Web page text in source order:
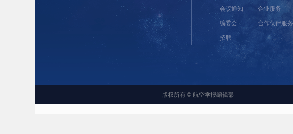
会议通知
编委会
招聘
企业服务
合作伙伴服务
版权所有 © 航空学报编辑部